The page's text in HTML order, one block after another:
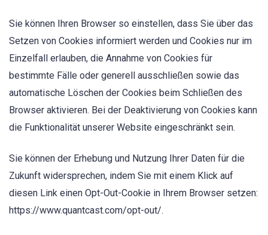
Sie können Ihren Browser so einstellen, dass Sie über das
Setzen von Cookies informiert werden und Cookies nur im
Einzelfall erlauben, die Annahme von Cookies für
bestimmte Fälle oder generell ausschließen sowie das
automatische Löschen der Cookies beim Schließen des
Browser aktivieren. Bei der Deaktivierung von Cookies kann
die Funktionalität unserer Website eingeschränkt sein.
Sie können der Erhebung und Nutzung Ihrer Daten für die
Zukunft widersprechen, indem Sie mit einem Klick auf
diesen Link einen Opt-Out-Cookie in Ihrem Browser setzen:
https://www.quantcast.com/opt-out/.